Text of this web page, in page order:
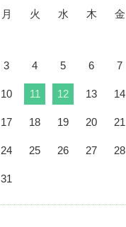
月 火 水 木 金
3 4 5 6 7
10 11 12 13 14
17 18 19 20 21
24 25 26 27 28
31